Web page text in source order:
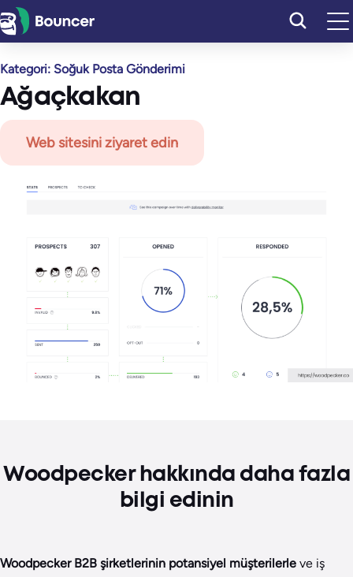
İçeriğe
geç
Kategori: Soğuk Posta Gönderimi
Ağaçkakan
Web sitesini ziyaret edin
Woodpecker hakkında daha fazla
bilgi edinin
Woodpecker B2B şirketlerinin potansiyel müşterilerle ve iş